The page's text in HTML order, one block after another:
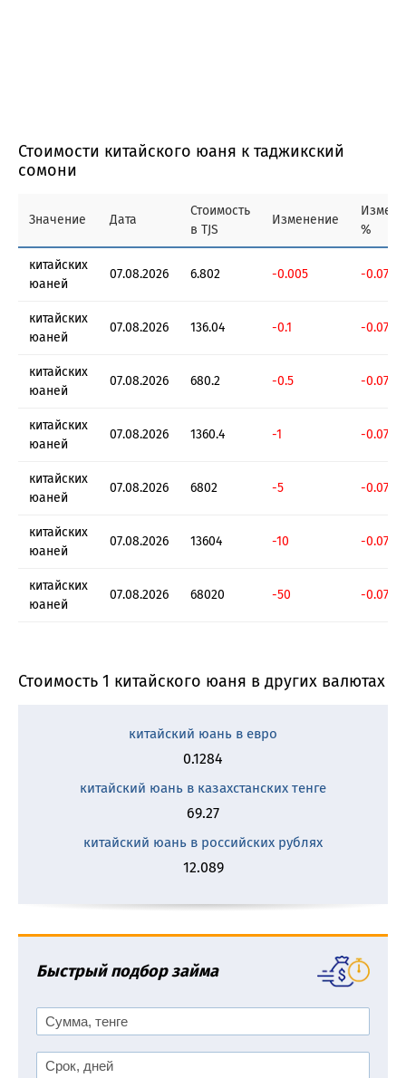
Стоимости китайского юаня к таджикский
сомони
Значение Дата
Стоимость
в TJS
Изменение
%
китайских
юаней
07.08.2026 6.802 -0.005 -0.0735
китайских
юаней
07.08.2026 136.04 -0.1 -0.0735
китайских
юаней
07.08.2026 680.2 -0.5 -0.0735
китайских
юаней
07.08.2026 1360.4 -1 -0.0735
китайских
юаней
07.08.2026 6802 -5 -0.0735
китайских
юаней
07.08.2026 13604 -10 -0.0735
китайских
юаней
07.08.2026 68020 -50 -0.0735
Стоимость 1 китайского юаня в других валютах
китайский юань в евро
0.1284
китайский юань в казахстанских тенге
69.27
китайский юань в российских рублях
12.089
Быстрый подбор займа